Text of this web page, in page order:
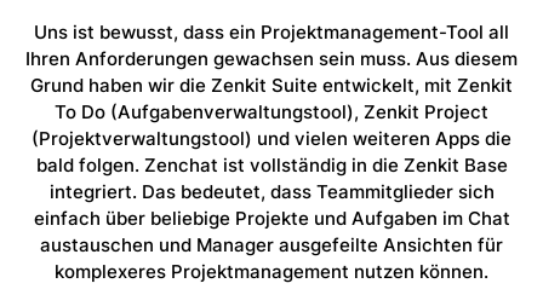
Uns ist bewusst, dass ein Projektmanagement-Tool all
Ihren Anforderungen gewachsen sein muss. Aus diesem
Grund haben wir die Zenkit Suite entwickelt, mit Zenkit
To Do (Aufgabenverwaltungstool), Zenkit Project
(Projektverwaltungstool) und vielen weiteren Apps die
bald folgen. Zenchat ist vollständig in die Zenkit Base
integriert. Das bedeutet, dass Teammitglieder sich
einfach über beliebige Projekte und Aufgaben im Chat
austauschen und Manager ausgefeilte Ansichten für
komplexeres Projektmanagement nutzen können.